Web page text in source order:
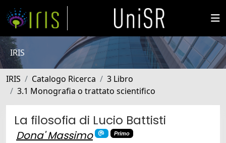
IRIS
IRIS Catalogo Ricerca
3 Libro
3.1 Monografia o trattato scientifico
La filosofia di Lucio Battisti
Dona' Massimo Primo